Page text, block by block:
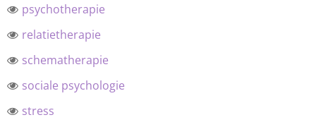
psychotherapie
relatietherapie
schematherapie
sociale psychologie
stress